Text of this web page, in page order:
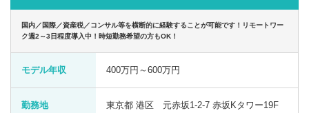
業界情報
求人情報
国内／国際／資産税／コンサル等を横断的に経験することが可能です！リモートワー
ク週2～3日程度導入中！時短勤務希望の方もOK！
モデル年収 400万円～600万円
勤務地 東京都 港区 元赤坂1-2-7 赤坂Kタワー19F